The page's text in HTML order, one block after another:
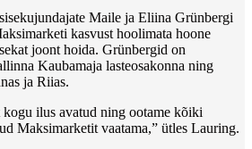
Maile ja Eliina Grünbergi
kasvust hoolimata hoone
joont hoida. Grünbergid on
Kaubamaja lasteosakonna ning
ja Riias.
kogu ilus avatud ning ootame kõiki
Maksimarketit vaatama,” ütles Lauring.